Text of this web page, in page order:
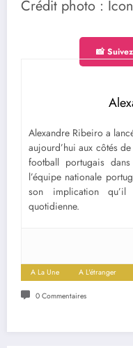
Crédit photo :
📸
Alexandre Ribeiro a
aujourd’hui aux côtés
football portugais
l’équipe nationale
son implication
quotidienne.
A La Une A L'étranger
0 Commentaires